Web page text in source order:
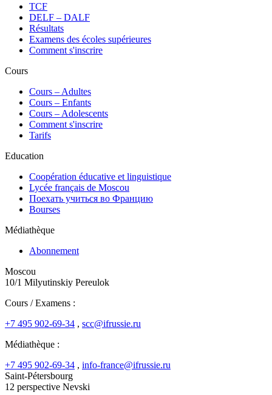
TCF
DELF – DALF
Résultats
Examens des écoles supérieures
Comment s'inscrire
Cours
Сours – Adultes
Cours – Enfants
Cours – Adolescents
Comment s'inscrire
Tarifs
Education
Coopération éducative et linguistique
Lycée français de Moscou
Поехать учиться во Францию
Bourses
Médiathèque
Abonnement
Moscou
10/1 Milyutinskiy Pereulok
Cours / Examens :
+7 495 902-69-34 , scc@ifrussie.ru
Médiathèque :
+7 495 902-69-34 , info-france@ifrussie.ru
Saint-Pétersbourg
12 perspective Nevski